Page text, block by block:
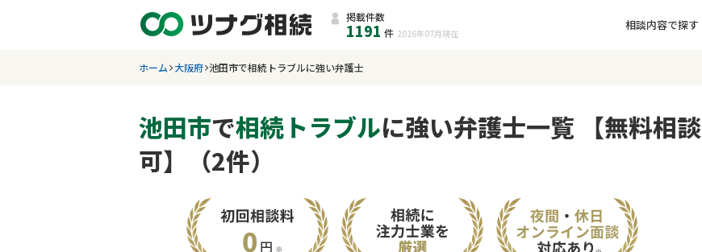
掲載件数
1191 件 2026年07月 現在
相談内容で探す
ホーム 大阪府 池田市で相続トラブルに強い弁護士
池田市で相続トラブルに強い弁護士一覧 【無料相談
可】（2件）